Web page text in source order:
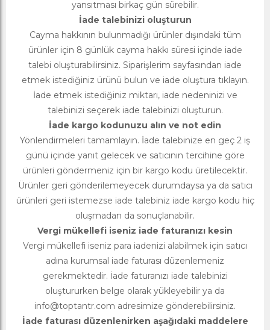
yansıtması birkaç gün sürebilir.
İade talebinizi oluşturun
Cayma hakkının bulunmadığı ürünler dışındaki tüm
ürünler için 8 günlük cayma hakkı süresi içinde iade
talebi oluşturabilirsiniz. Siparişlerim sayfasından iade
etmek istediğiniz ürünü bulun ve iade oluştura tıklayın.
İade etmek istediğiniz miktarı, iade nedeninizi ve
talebinizi seçerek iade talebinizi oluşturun.
İade kargo kodunuzu alın ve not edin
Yönlendirmeleri tamamlayın. İade talebinize en geç 2 iş
günü içinde yanıt gelecek ve satıcının tercihine göre
ürünleri göndermeniz için bir kargo kodu üretilecektir.
Ürünler geri gönderilemeyecek durumdaysa ya da satıcı
ürünleri geri istemezse iade talebiniz iade kargo kodu hiç
oluşmadan da sonuçlanabilir.
Vergi mükellefi iseniz iade faturanızı kesin
Vergi mükellefi iseniz para iadenizi alabilmek için satıcı
adına kurumsal iade faturası düzenlemeniz
gerekmektedir. İade faturanızı iade talebinizi
oluştururken belge olarak yükleyebilir ya da
info@toptantr.com adresimize gönderebilirsiniz.
İade faturası düzenlenirken aşağıdaki maddelere